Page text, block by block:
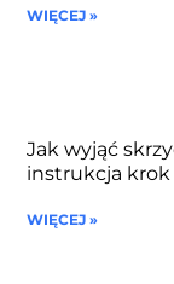
WIĘCEJ »
Jak wyjąć
instrukcja
WIĘCEJ »